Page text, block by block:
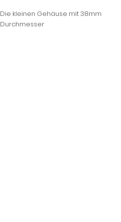
Die kleinen Gehäuse mit 38mm
Durchmesser